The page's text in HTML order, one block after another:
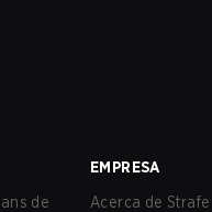
de
EMPRESA
Acerca de Strafe